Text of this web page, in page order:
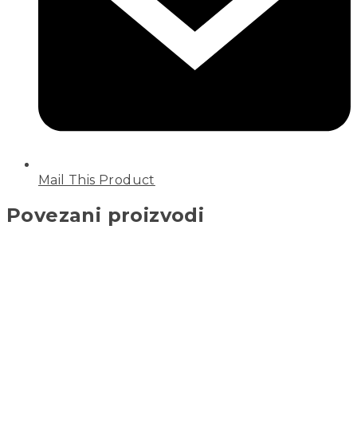
Mail This Product
Povezani proizvodi